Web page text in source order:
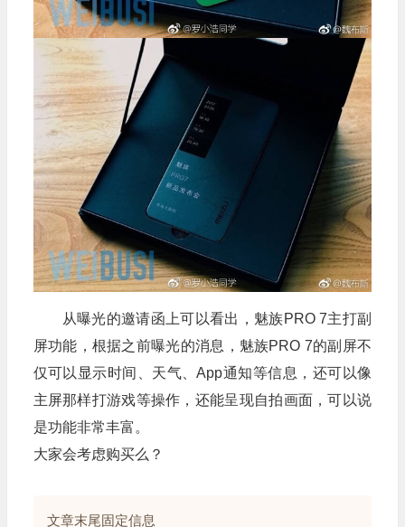
从曝光的邀请函上可以看出，魅族PRO 7主打副
屏功能，根据之前曝光的消息，魅族PRO 7的副屏不
仅可以显示时间、天气、App通知等信息，还可以像
主屏那样打游戏等操作，还能呈现自拍画面，可以说
是功能非常丰富。
大家会考虑购买么？
文章末尾固定信息